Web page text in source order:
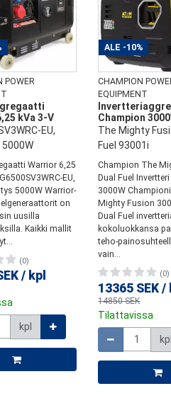
POWER
kVa 3-V
EU,
Warrior 6,25
EU,
5000W Warrior-
on
uusilla
Kaikki mallit
(0)
/ kpl
kpl
ALE -10%
CHAMPION
EQUIPMENT
Champion
The Mighty
Fuel 93001i
Champion The
Dual Fuel
3000W
Mighty Fusion
Dual Fuel
kokoluokkansa
teho-
vain...
(0)
13365 SEK /
14850 SEK
Tilattavissa
Määrä
kpl